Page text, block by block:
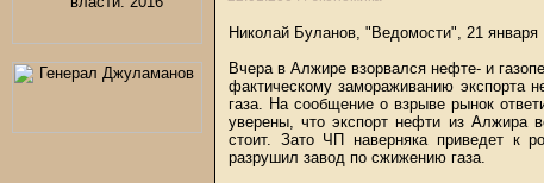
Николай Буланов, "Ведомости", 21 января
Вчера в Алжире взорвался нефте- и
фактическому замораживанию экспорта
газа. На сообщение о взрыве рынок
уверены, что экспорт нефти из Алжира
стоит. Зато ЧП наверняка приведет к
разрушил завод по сжижению газа.